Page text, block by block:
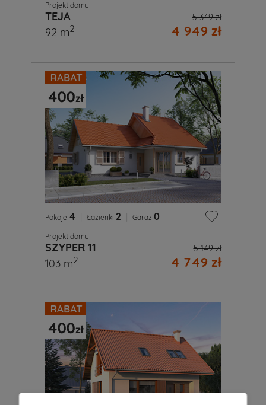
Projekt domu
TEJA 5 349 zł
4 949 zł
92 m2
Pokoje 4 Łazienki 2 Garaż 0
Projekt domu
SZYPER 11 5 149 zł
4 749 zł
103 m2